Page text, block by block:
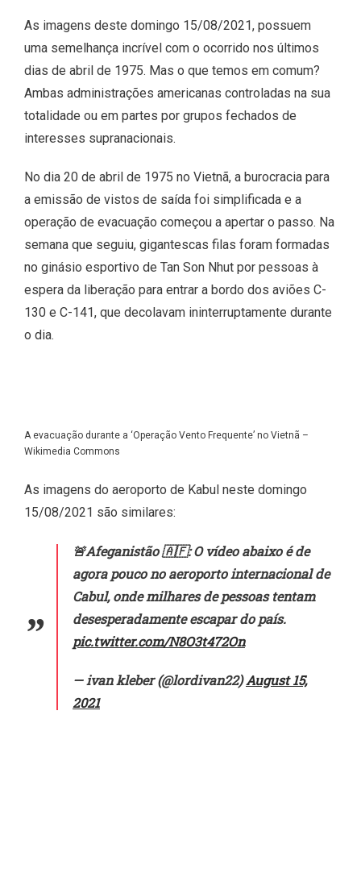
As imagens deste domingo 15/08/2021, possuem
uma semelhança incrível com o ocorrido nos últimos
dias de abril de 1975. Mas o que temos em comum?
Ambas administrações americanas controladas na sua
totalidade ou em partes por grupos fechados de
interesses supranacionais.
No dia 20 de abril de 1975 no Vietnã, a burocracia para
a emissão de vistos de saída foi simplificada e a
operação de evacuação começou a apertar o passo. Na
semana que seguiu, gigantescas filas foram formadas
no ginásio esportivo de Tan Son Nhut por pessoas à
espera da liberação para entrar a bordo dos aviões C-
130 e C-141, que decolavam ininterruptamente durante
o dia.
A evacuação durante a ‘Operação Vento Frequente’ no Vietnã –
Wikimedia Commons
As imagens do aeroporto de Kabul neste domingo
15/08/2021 são similares:
🚨Afeganistão 🇦🇫: O vídeo abaixo é de
agora pouco no aeroporto internacional de
Cabul, onde milhares de pessoas tentam
desesperadamente escapar do país.
pic.twitter.com/N8O3t472On
— ivan kleber (@lordivan22)August 15,
2021